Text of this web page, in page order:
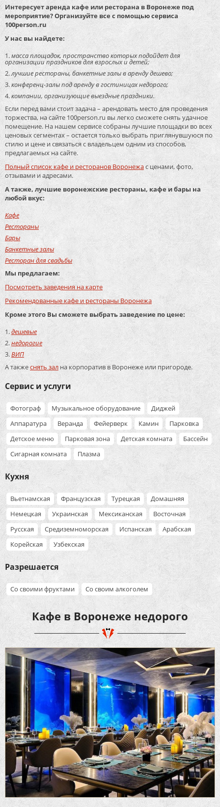
Интересует аренда кафе или ресторана в Воронеже под
мероприятие? Организуйте все с помощью сервиса
100person.ru
У нас вы найдете:
масса площадок, пространство которых подойдет для
организации праздников для взрослых и детей;
лучшие рестораны, банкетные залы в аренду дешево;
конференц-залы под аренду в гостиницах недорого;
компании, организующие выездные праздники.
Если перед вами стоит задача – арендовать место для проведения
торжества, на сайте 100person.ru вы легко сможете снять удачное
помещение. На нашем сервисе собраны лучшие площадки во всех
ценовых сегментах – остается только выбрать приглянувшуюся по
стилю и цене и связаться с владельцем одним из способов,
предлагаемых на сайте.
Полный список кафе и ресторанов Воронежас ценами, фото,
отзывами и адресами.
А также, лучшие воронежские рестораны, кафе и бары на
любой вкус:
Кафе
Рестораны
Бары
Банкетные залы
Ресторан для свадьбы
Мы предлагаем:
Посмотреть заведения на карте
Рекомендованные кафе и рестораны Воронежа
Кроме этого Вы сможете выбрать заведение по цене:
дешевые
недорогие
ВИП
А такжеснять зал на корпоратив в Воронеже или пригороде.
Сервис и услуги
Фотограф Музыкальное оборудование
Диджей
Аппаратура
Веранда Фейерверк Камин
Парковка
Детское меню
Парковая зона Детская комната
Бассейн
Сигарная комната
Плазма
Кухня
Вьетнамская Французская Турецкая
Домашняя
Немецкая
Украинская Мексиканская
Восточная
Русская
Средиземноморская Испанская
Арабская
Корейская
Узбекская
Разрешается
Со своими фруктами Со своим алкоголем
Кафе в Воронеже недорого